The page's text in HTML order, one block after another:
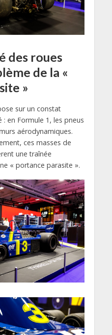
des roues
de la «
»
sur un constat
en Formule 1, les pneus
aérodynamiques.
ces masses de
une traînée
« portance parasite ».